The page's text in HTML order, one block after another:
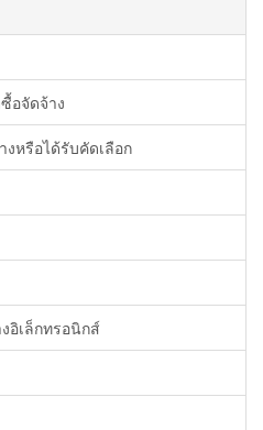
อจัดจ้าง
หรือได้รับคัดเลือก
อิเล็กทรอนิกส์